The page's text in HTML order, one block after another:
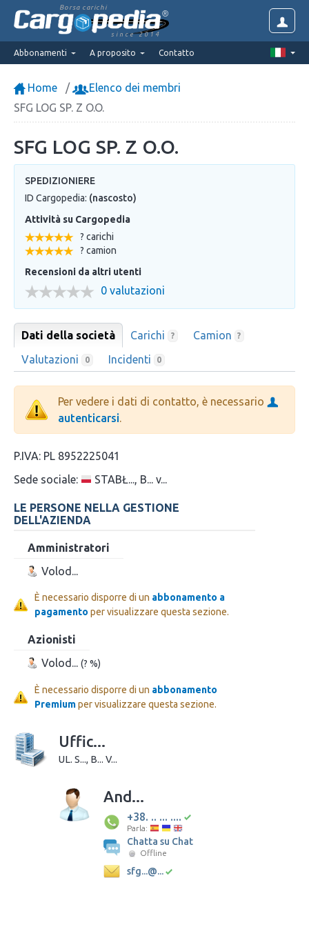
Borsa carichi
since 2014
Abbonamenti A proposito Contatto
Home
Elenco dei membri
SFG LOG SP. Z O.O.
SFG LOG SP. Z O.O.
SPEDIZIONIERE
ID Cargopedia: (nascosto)
Attività su Cargopedia
? carichi
? camion
Recensioni da altri utenti
0 valutazioni
Dati della società Carichi ? Camion ?
Valutazioni 0 Incidenti 0
Per vedere i dati di contatto, è necessario
autenticarsi
P.IVA: PL 8952225041
Sede sociale:
STABŁ..., B... v...
LE PERSONE NELLA GESTIONE
DELL'AZIENDA
Amministratori
Volod...
È necessario disporre di un abbonamento a
pagamento per visualizzare questa sezione.
Azionisti
Volod... (? %)
È necessario disporre di un abbonamento
Premiumper visualizzare questa sezione.
Uffic...
UL. S..., B... V...
And...
+38. .. ... ....
Parla:
Chatta su Chat
Offline
sfg...@...